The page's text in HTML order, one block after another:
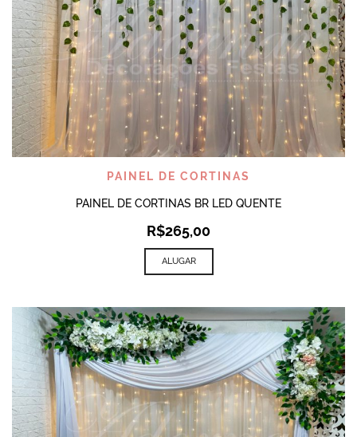
PAINEL DE CORTINAS
PAINEL DE CORTINAS BR LED QUENTE
R$265,00
ALUGAR